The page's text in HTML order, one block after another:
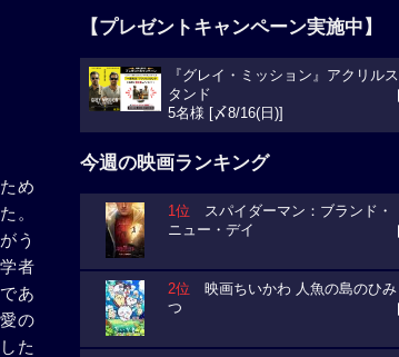
め
。
う
者
あ
の
た
【プレゼントキャンペーン実施中】
『グレイ・ミッション』アクリルス
タンド
5名様 [〆8/16(日)]
今週の映画ランキング
1位 スパイダーマン：ブランド・
ニュー・デイ
2位 映画ちいかわ 人魚の島のひみ
つ